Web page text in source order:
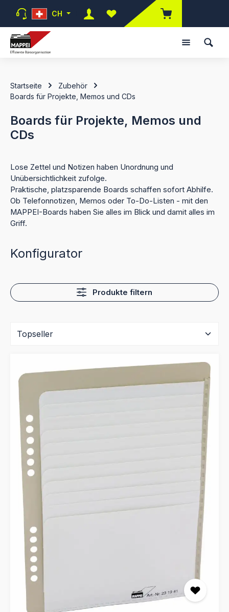
Zum Hauptinhalt springen
CH
Du hast 0 Produkte auf dem
Startseite
Zubehör
Boards für Projekte, Memos und CDs
Boards für Projekte, Memos und
CDs
Lose Zettel und Notizen haben Unordnung und
Unübersichtlichkeit zufolge.
Praktische, platzsparende Boards schaffen sofort Abhilfe.
Ob Telefonnotizen, Memos oder To-Do-Listen - mit den
MAPPEI-Boards haben Sie alles im Blick und damit alles im
Griff.
Konfigurator
Produkte filtern